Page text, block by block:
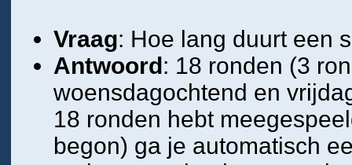
Vraag: Hoe lang duurt een
Antwoord : 18 ronden (3
woensdagochtend en
18 ronden hebt
begon) ga je automatisch